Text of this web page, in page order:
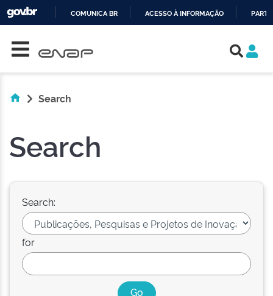
COMUNICA BR ACESSO À INFORMAÇÃO
Search
Search
Search:
for